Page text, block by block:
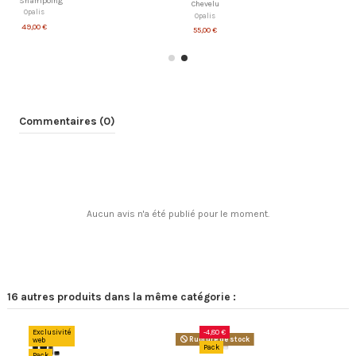
Opalis
49,00 €
Chevelu
Opalis
55,00 €
Commentaires (0)
Aucun avis n'a été publié pour le moment.
16 autres produits dans la même catégorie :
Exclusivité
-4,80 €
Pack
Rupture de stock